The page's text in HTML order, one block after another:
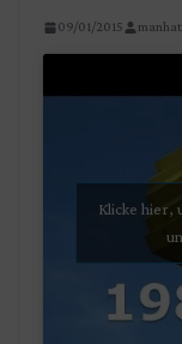
09/01/2015
Klicke hier,